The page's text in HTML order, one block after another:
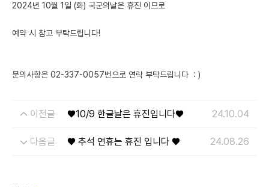
2024년 10월 1일 (화) 국군의날은 휴진 이므로
예약 시 참고 부탁드립니다!
문의사항은 02-337-0057번으로 연락 부탁드립니다 : )
이전글 ♥10/9 한글날은 휴진입니다♥ 24.10.04
다음글 ♥ 추석 연휴는 휴진 입니다 ♥ 24.08.26